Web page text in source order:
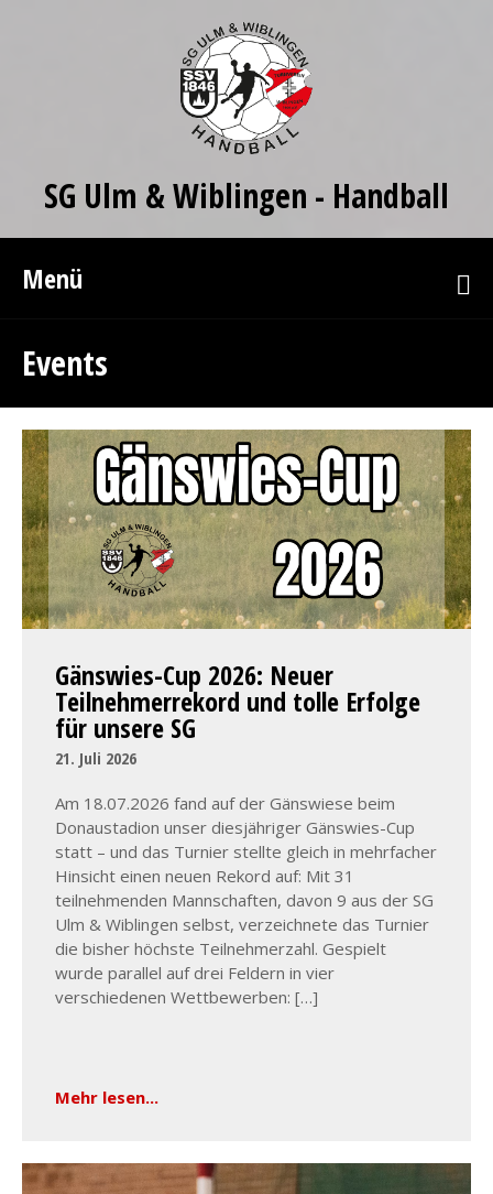
SG Ulm & Wiblingen - Handball
Menü
Events
Gänswies-Cup 2026: Neuer
Teilnehmerrekord und tolle Erfolge
für unsere SG
21. Juli 2026
Am 18.07.2026 fand auf der Gänswiese beim
Donaustadion unser diesjähriger Gänswies-Cup
statt – und das Turnier stellte gleich in mehrfacher
Hinsicht einen neuen Rekord auf: Mit 31
teilnehmenden Mannschaften, davon 9 aus der SG
Ulm & Wiblingen selbst, verzeichnete das Turnier
die bisher höchste Teilnehmerzahl. Gespielt
wurde parallel auf drei Feldern in vier
verschiedenen Wettbewerben: […]
Mehr lesen...